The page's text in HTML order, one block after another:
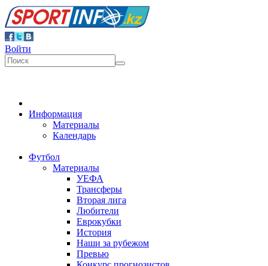
Войти
Информация
Материалы
Календарь
Футбол
Материалы
УЕФА
Трансферы
Вторая лига
Любители
Еврокубки
История
Наши за рубежом
Превью